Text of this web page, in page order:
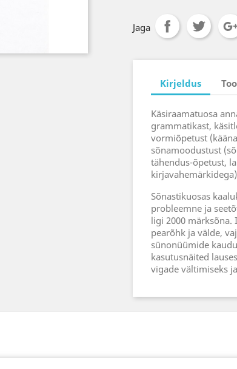
Jaga
Kirjeldus
Käsiraamatuosa
grammatikast,
vormiõpetust
sõnamoodustust
tähendus-õpetust,
Sõnastikuosas
probleemne ja
ligi 2000 märksõna.
pearõhk ja välde,
sünonüümide
kasutusnäited
vigade vältimiseks